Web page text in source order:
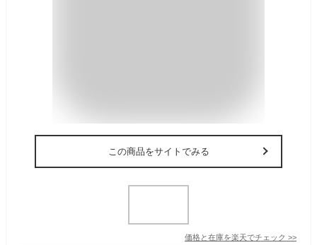
この商品をサイトでみる
価格と在庫を楽天でチェック >>